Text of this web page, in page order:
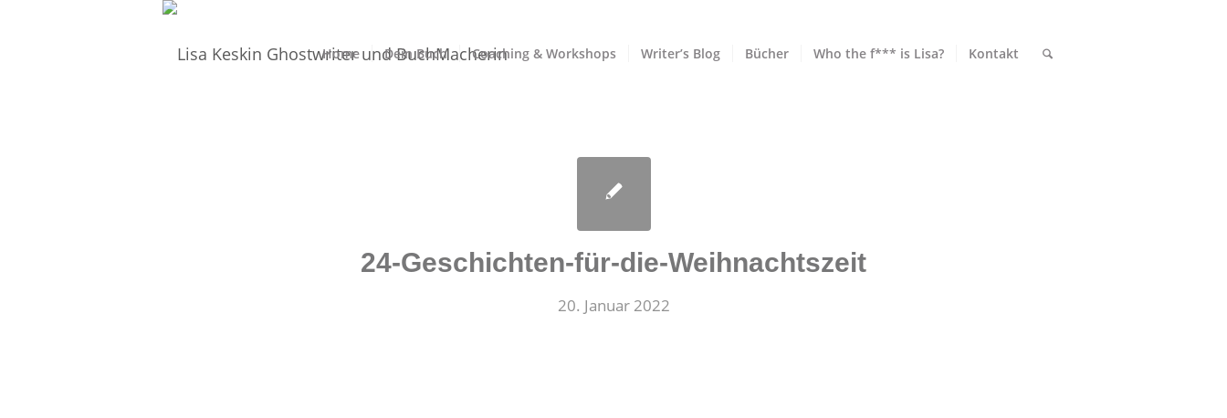
Home Dein Buch Coaching & Workshops Writer’s Blog Bücher Who the f*** is Lisa? Kontakt
24-Geschichten-für-die-Weihnachtszeit
20. Januar 2022